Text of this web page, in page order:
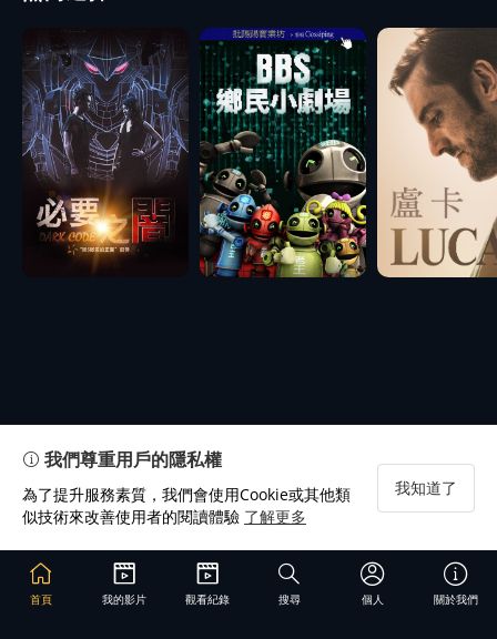
首頁 我的影片 觀看紀錄 搜尋 個人 關於我們
我們尊重用戶的隱私權
為了提升服務素質，我們會使用Cookie或其他類
似技術來改善使用者的閱讀體驗 了解更多
我知道了